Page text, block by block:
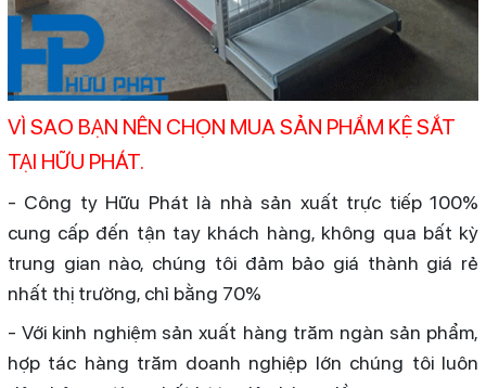
VÌ SAO BẠN NÊN CHỌN MUA SẢN PHẨM KỆ SẮT
TẠI HỮU PHÁT.
- Công ty Hữu Phát là nhà sản xuất trực tiếp 100%
cung cấp đến tận tay khách hàng, không qua bất kỳ
trung gian nào, chúng tôi đảm bảo giá thành giá rẻ
nhất thị trường, chỉ bằng 70%
- Với kinh nghiệm sản xuất hàng trăm ngàn sản phẩm,
hợp tác hàng trăm doanh nghiệp lớn chúng tôi luôn